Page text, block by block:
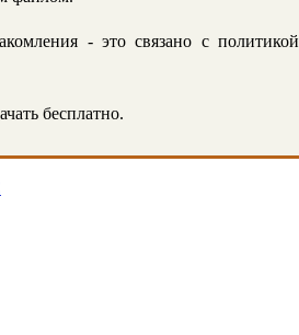
- это связано с политикой
бесплатно.